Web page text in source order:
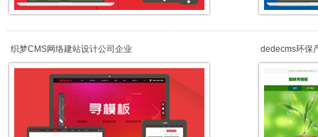
织梦CMS网络建站设计公司企业 dedecms环保